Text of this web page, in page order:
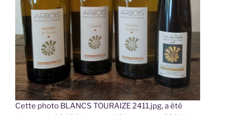
Cette photo BLANCS TOURAIZE 2411.jpg, a été